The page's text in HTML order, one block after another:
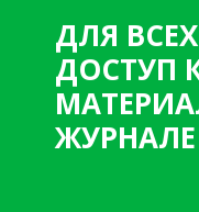
ДЛЯ
ДОСТУП
ЖУРНАЛЕ